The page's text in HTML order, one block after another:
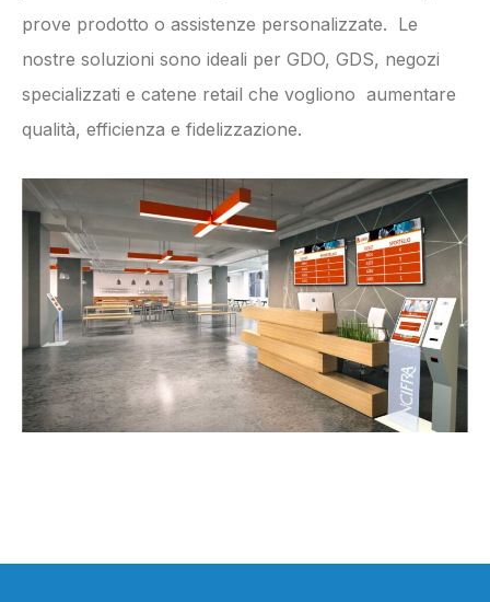
prove prodotto o assistenze personalizzate. Le
nostre soluzioni sono ideali per GDO, GDS, negozi
specializzati e catene retail che vogliono aumentare
qualità, efficienza e fidelizzazione.